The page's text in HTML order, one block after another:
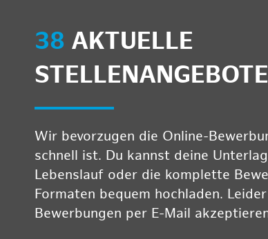
38 AKTUELLE
STELLENANGEBOTE
Wir bevorzugen die Online-
schnell ist. Du kannst deine
Lebenslauf oder die komplette
Formaten bequem hochladen.
Bewerbungen per E-Mail